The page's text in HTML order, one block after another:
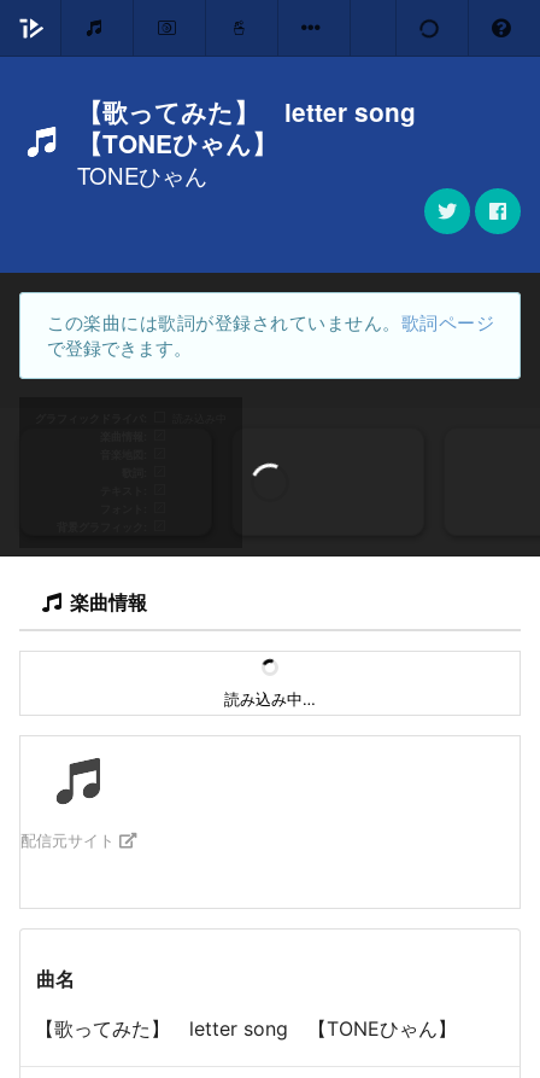
【歌ってみた】 letter song
【TONEひゃん】
TONEひゃん
この楽曲には歌詞が登録されていません。 歌詞ページ
で登録できます。
楽曲情報
読み込み中…
配信元サイト
曲名
【歌ってみた】 letter song 【TONEひゃん】